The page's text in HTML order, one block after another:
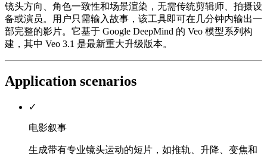
镜头方向、角色一致性和场景渲染，无需传统剪辑师、拍摄设
备或演员。用户只需输入故事，该工具即可在几分钟内输出一
部完整的影片。它基于 Google DeepMind 的 Veo 模型系列构
建，其中 Veo 3.1 是最新重大升级版本。
Application scenarios
✓
电影叙事
生成带有专业镜头运动的短片，如推轨、升降、变焦和